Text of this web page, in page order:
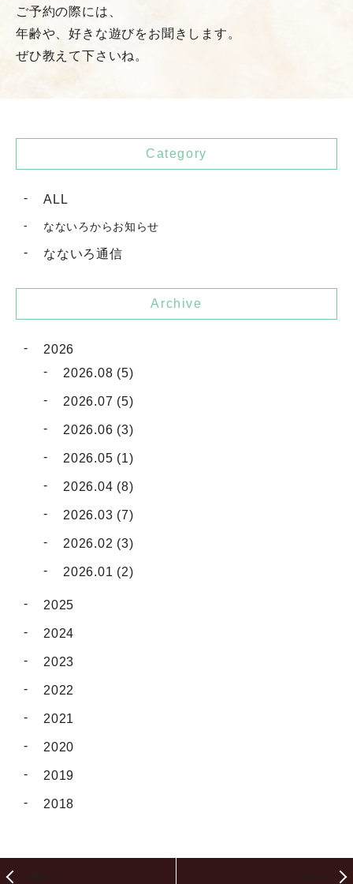
ご予約の際には、
年齢や、好きな遊びをお聞きします。
ぜひ教えて下さいね。
Category
ALL
なないろからお知らせ
なないろ通信
Archive
2026
2026.08 (5)
2026.07 (5)
2026.06 (3)
2026.05 (1)
2026.04 (8)
2026.03 (7)
2026.02 (3)
2026.01 (2)
2025
2024
2023
2022
2021
2020
2019
2018